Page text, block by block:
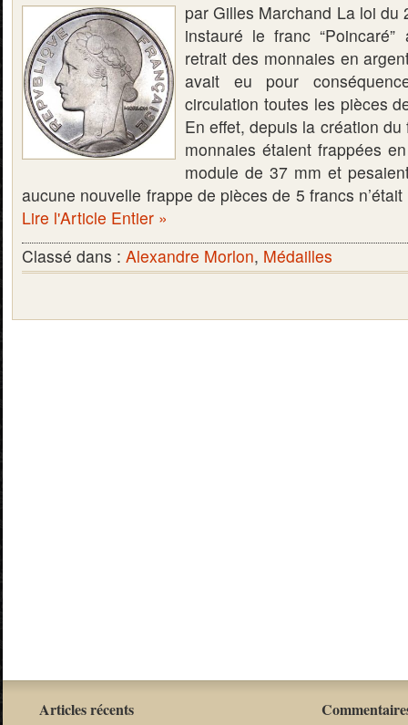
par Gilles Marchand La loi du
instauré le franc
retrait des monnaies en
avait eu pour
circulation toutes les pièces
En effet, depuis la création du
monnaies étaient frappées
module de 37 mm et
aucune nouvelle frappe de pièces de 5 francs
Lire l'Article Entier »
Classé dans : Alexandre Morlon, Médailles
Articles récents